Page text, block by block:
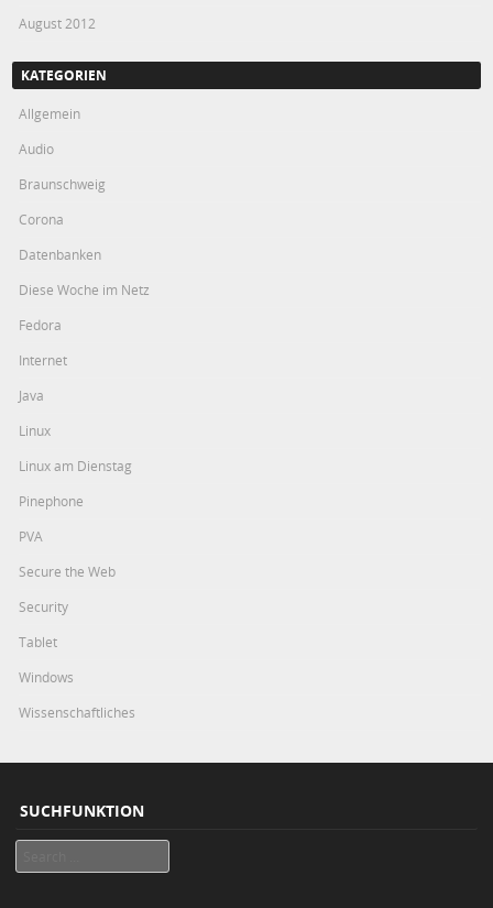
August 2012
KATEGORIEN
Allgemein
Audio
Braunschweig
Corona
Datenbanken
Diese Woche im Netz
Fedora
Internet
Java
Linux
Linux am Dienstag
Pinephone
PVA
Secure the Web
Security
Tablet
Windows
Wissenschaftliches
SUCHFUNKTION